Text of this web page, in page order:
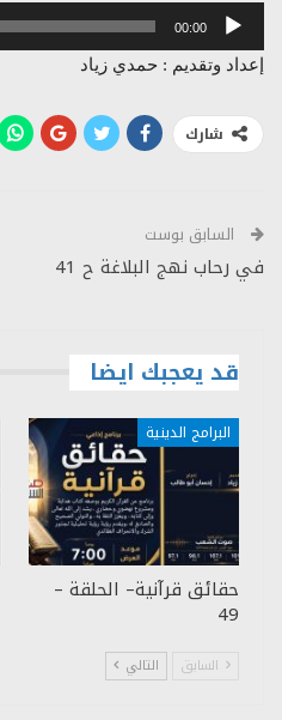
مشغل
00:00
إعداد وتقديم : حمدي زياد
شارك
السابق بوست
في رحاب نهج البلاغة ح 41
قد يعجبك ايضا
البرامج الدينية
حقائق قرآنية– الحلقة –
49
السابق التالي